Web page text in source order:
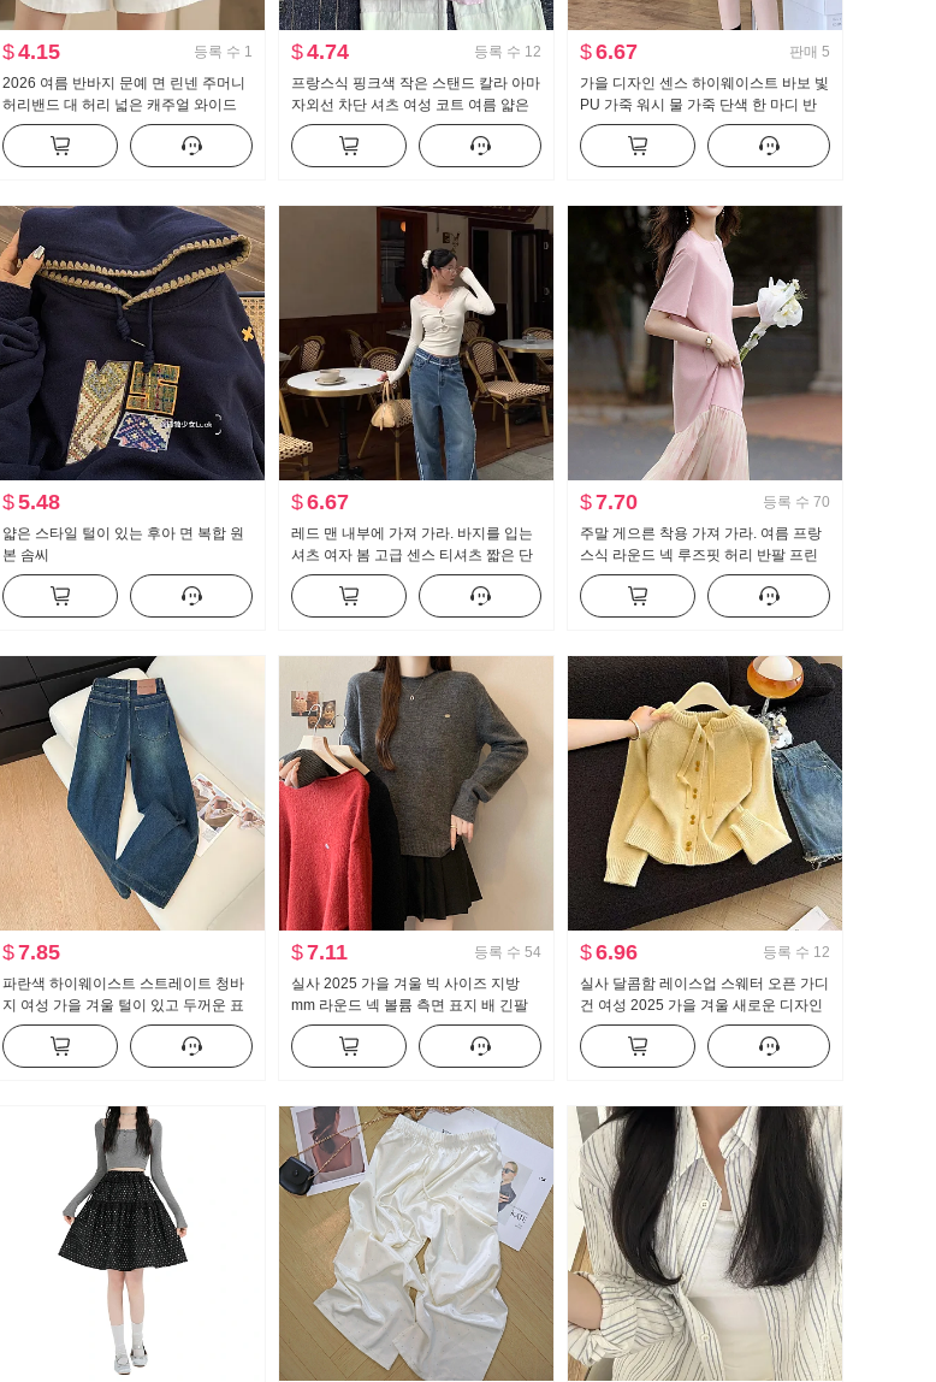
$4.15 등록 수 1
2026 여름 반바지 문예 면 린넨 주머니
허리밴드 대 허리 넓은 캐주얼 와이드
레그 팬츠 디스플레이 스트레이트 바지
다용도
$4.74 등록 수 12
프랑스식 핑크색 작은 스탠드 칼라 아마
자외선 차단 셔츠 여성 코트 여름 얇은
스타일 패션 연령 감소 면 린넨 오픈 가
디건 맨위
$6.67 판매 5
가을 디자인 센스 하이웨이스트 바보 빛
PU 가죽 워시 물 가죽 단색 한 마디 반
신 스커트 다용도 품격 타이트 스커트
짧은 치마
$5.48
얇은 스타일 털이 있는 후아 면 복합 원
본 솜씨
$6.67
레드 맨 내부에 가져 가라. 바지를 입는
셔츠 여자 봄 고급 센스 티셔츠 짧은 단
락 레이스 긴 소매 고유 한 아름다운 작
은 맨위 여자
$7.70 등록 수 70
주말 게으른 착용 가져 가라. 여름 프랑
스식 라운드 넥 루즈핏 허리 반팔 프린
트 패치워크 티셔츠 스타일 여성 드레스
$7.85
파란색 하이웨이스트 스트레이트 청바
지 여성 가을 겨울 털이 있고 두꺼운 표
지 넓적 다리 도루 센스 신축성 슬림해
보이는 다용도 바닥 청소 바지
$7.11 등록 수 54
실사 2025 가을 겨울 빅 사이즈 지방
mm 라운드 넥 볼륨 측면 표지 배 긴팔
니트 스웨터 두꺼운 스웨터 만나는 여성
$6.96 등록 수 12
실사 달콤함 레이스업 스웨터 오픈 가디
건 여성 2025 가을 겨울 새로운 디자인
센스 한 부서 품격 슬림해 보이는 맨위
chic